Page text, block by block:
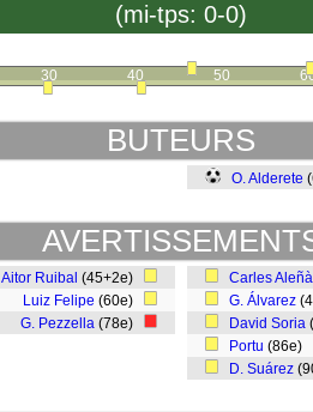
(mi-tps: 0-0)
30 40 50
BUTEURS
O. Alderete
Aitor Ruibal (45+2e)
Luiz Felipe (60e)
G. Pezzella (78e)
Carles Aleñà
G. Álvarez
David Soria
Portu (86e)
D. Suárez